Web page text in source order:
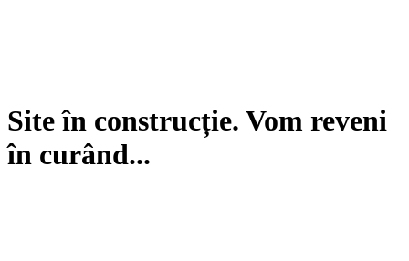
Site în construcție. Vom reveni
în curând...